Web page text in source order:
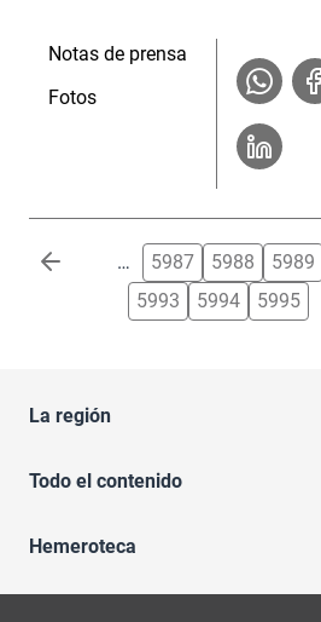
Notas de prensa
Fotos
Paginación … 5987 5988 5989
5993
5994 5995
La región
Todo el contenido
Hemeroteca